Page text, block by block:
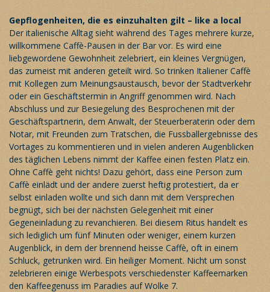
Gepflogenheiten, die es einzuhalten gilt – like a local
Der italienische Alltag sieht während des Tages mehrere kurze,
willkommene Caffè-Pausen in der Bar vor. Es wird eine
liebgewordene Gewohnheit zelebriert, ein kleines Vergnügen,
das zumeist mit anderen geteilt wird. So trinken Italiener Caffè
mit Kollegen zum Meinungsaustausch, bevor der Stadtverkehr
oder ein Geschäftstermin in Angriff genommen wird. Nach
Abschluss und zur Besiegelung des Besprochenen mit der
Geschäftspartnerin, dem Anwalt, der Steuerberaterin oder dem
Notar, mit Freunden zum Tratschen, die Fussballergebnisse des
Vortages zu kommentieren und in vielen anderen Augenblicken
des täglichen Lebens nimmt der Kaffee einen festen Platz ein.
Ohne Caffè geht nichts! Dazu gehört, dass eine Person zum
Caffè einlädt und der andere zuerst heftig protestiert, da er
selbst einladen wollte und sich dann mit dem Versprechen
begnügt, sich bei der nächsten Gelegenheit mit einer
Gegeneinladung zu revanchieren. Bei diesem Ritus handelt es
sich lediglich um fünf Minuten oder weniger, einem kurzen
Augenblick, in dem der brennend heisse Caffè, oft in einem
Schluck, getrunken wird. Ein heiliger Moment. Nicht um sonst
zelebrieren einige Werbespots verschiedenster Kaffeemarken
den Kaffeegenuss im Paradies auf Wolke 7.